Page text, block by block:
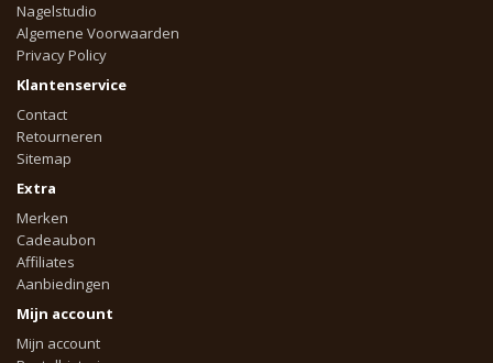
Nagelstudio
Algemene Voorwaarden
Privacy Policy
Klantenservice
Contact
Retourneren
Sitemap
Extra
Merken
Cadeaubon
Affiliates
Aanbiedingen
Mijn account
Mijn account